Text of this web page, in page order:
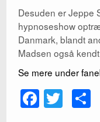
Desuden er Jeppe
hypnoseshow
Danmark, blandt
Madsen også
Se mere under
F T